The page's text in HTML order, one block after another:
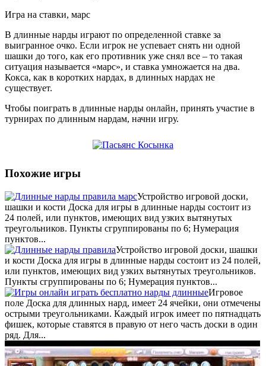
Игра на ставки, марс
В длинные нарды играют по определенной ставке за
выигранное очко. Если игрок не успевает снять ни одной
шашки до того, как его противник уже снял все – то такая
ситуация называется «марс», и ставка умножается на два.
Кокса, как в коротких нардах, в длинных нардах не
существует.
Чтобы поиграть в длинные нарды онлайн, принять участие в
турнирах по длинным нардам, начни игру.
Похожие игры
Устройство игровой доски,
шашки и кости Доска для игры в длинные нарды состоит из
24 полей, или пунктов, имеющих вид узких вытянутых
треугольников. Пункты сгруппированы по 6; Нумерация
пунктов...
Устройство игровой доски, шашки
и кости Доска для игры в длинные нарды состоит из 24 полей,
или пунктов, имеющих вид узких вытянутых треугольников.
Пункты сгруппированы по 6; Нумерация пунктов...
Игровое
поле Доска для длинных нард, имеет 24 ячейки, они отмечены
острыми треугольниками. Каждый игрок имеет по пятнадцать
фишек, которые ставятся в правую от него часть доски в один
ряд. Для...